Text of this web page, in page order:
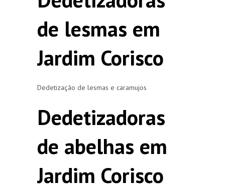
de lesmas em
Jardim Corisco
Dedetização de lesmas e caramujos
Dedetizadoras
de abelhas em
Jardim Corisco